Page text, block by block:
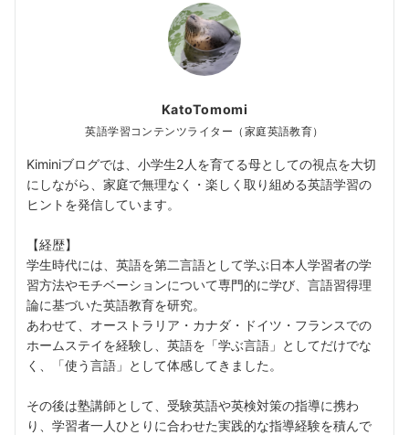
KatoTomomi
英語学習コンテンツライター（家庭英語教育）
Kiminiブログでは、小学生2人を育てる母としての視点を大切
にしながら、家庭で無理なく・楽しく取り組める英語学習の
ヒントを発信しています。
【経歴】
学生時代には、英語を第二言語として学ぶ日本人学習者の学
習方法やモチベーションについて専門的に学び、言語習得理
論に基づいた英語教育を研究。
あわせて、オーストラリア・カナダ・ドイツ・フランスでの
ホームステイを経験し、英語を「学ぶ言語」としてだけでな
く、「使う言語」として体感してきました。
その後は塾講師として、受験英語や英検対策の指導に携わ
り、学習者一人ひとりに合わせた実践的な指導経験を積んで